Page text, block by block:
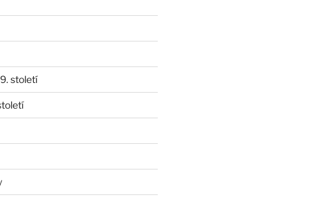
století